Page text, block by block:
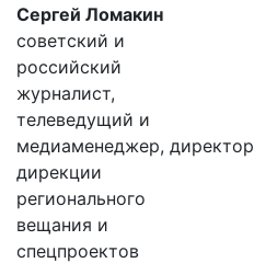
Сергей Ломакин
советский и
российский
журналист,
телеведущий и
медиаменеджер, директор
дирекции
регионального
вещания и
спецпроектов